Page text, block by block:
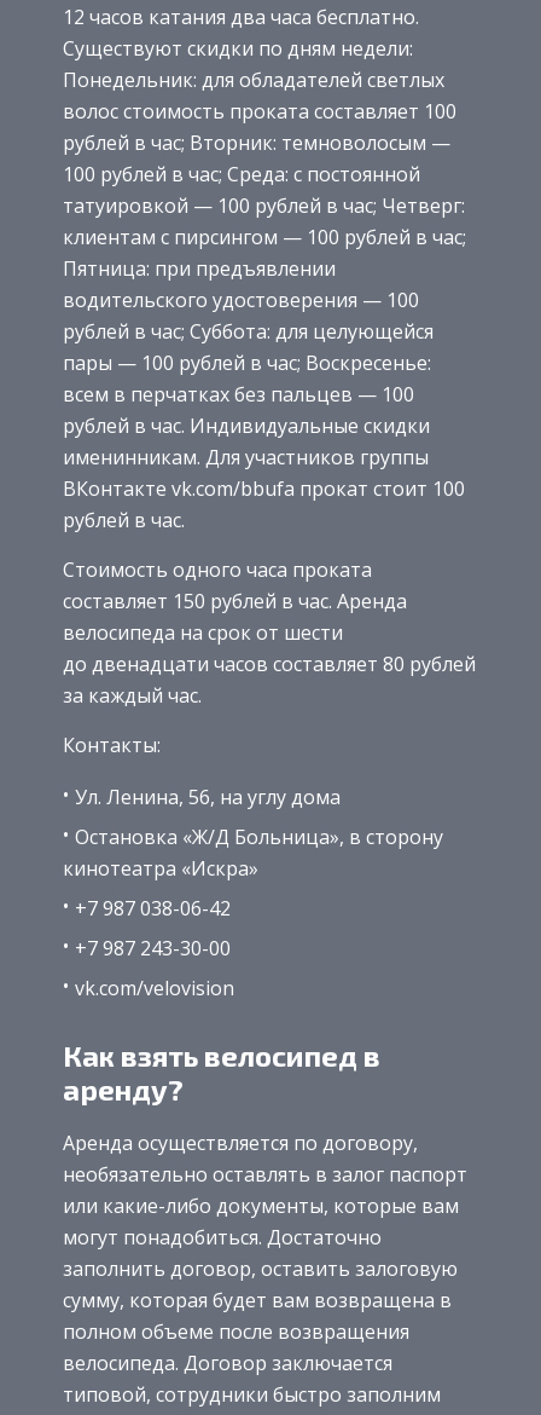
12 часов катания два часа бесплатно.
Существуют скидки по дням недели:
Понедельник: для обладателей светлых
волос стоимость проката составляет 100
рублей в час; Вторник: темноволосым —
100 рублей в час; Среда: с постоянной
татуировкой — 100 рублей в час; Четверг:
клиентам с пирсингом — 100 рублей в час;
Пятница: при предъявлении
водительского удостоверения — 100
рублей в час; Суббота: для целующейся
пары — 100 рублей в час; Воскресенье:
всем в перчатках без пальцев — 100
рублей в час. Индивидуальные скидки
именинникам. Для участников группы
ВКонтакте vk.com/bbufa прокат стоит 100
рублей в час.
Стоимость одного часа проката
составляет 150 рублей в час. Аренда
велосипеда на срок от шести
до двенадцати часов составляет 80 рублей
за каждый час.
Контакты:
Ул. Ленина, 56, на углу дома
Остановка «Ж/Д Больница», в сторону
кинотеатра «Искра»
+7 987 038-06-42
+7 987 243-30-00
vk.com/velovision
Как взять велосипед в
аренду?
Аренда осуществляется по договору,
необязательно оставлять в залог паспорт
или какие-либо документы, которые вам
могут понадобиться. Достаточно
заполнить договор, оставить залоговую
сумму, которая будет вам возвращена в
полном объеме после возвращения
велосипеда. Договор заключается
типовой, сотрудники быстро заполним